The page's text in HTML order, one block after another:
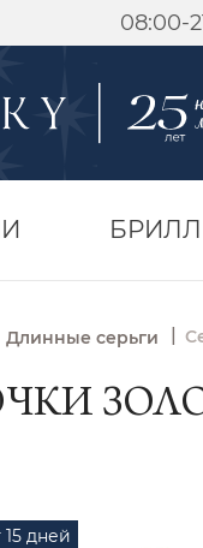
08:00-
Длинные серьги
15 дней